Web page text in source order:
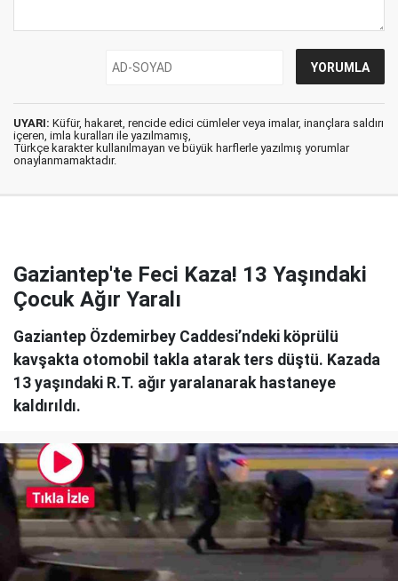
UYARI: Küfür, hakaret, rencide edici cümleler veya imalar, inançlara saldırı
içeren, imla kuralları ile yazılmamış,
Türkçe karakter kullanılmayan ve büyük harflerle yazılmış yorumlar
onaylanmamaktadır.
Gaziantep'te Feci Kaza! 13 Yaşındaki
Çocuk Ağır Yaralı
Gaziantep Özdemirbey Caddesi’ndeki köprülü
kavşakta otomobil takla atarak ters düştü. Kazada
13 yaşındaki R.T. ağır yaralanarak hastaneye
kaldırıldı.